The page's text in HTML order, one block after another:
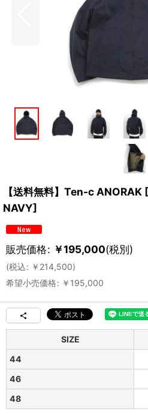
【送料無料】Ten-c ANORAK [
NAVY]
販売価格: ￥195,000(税別)
(税込: ￥ 214,500)
希望小売価格: ￥ 195,000
SIZE
44
46
48